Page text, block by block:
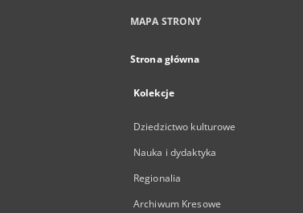
MAPA STRONY
Strona główna
Kolekcje
Dziedzictwo kulturowe
Nauka i dydaktyka
Regionalia
Archiwum Kresowe